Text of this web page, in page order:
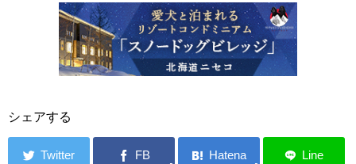
シェアする